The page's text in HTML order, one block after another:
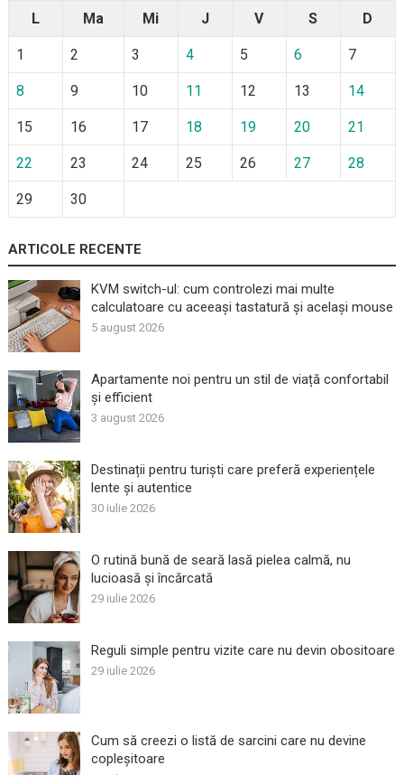
L Ma Mi J V S D
1 2 3 4 5 6 7
8 9 10 11 12 13 14
15 16 17 18 19 20 21
22 23 24 25 26 27 28
29 30
ARTICOLE RECENTE
KVM switch-ul: cum controlezi mai multe
calculatoare cu aceeași tastatură și același mouse
5 august 2026
Apartamente noi pentru un stil de viață confortabil
și efficient
3 august 2026
Destinații pentru turiști care preferă experiențele
lente și autentice
30 iulie 2026
O rutină bună de seară lasă pielea calmă, nu
lucioasă și încărcată
29 iulie 2026
Reguli simple pentru vizite care nu devin obositoare
29 iulie 2026
Cum să creezi o listă de sarcini care nu devine
copleșitoare